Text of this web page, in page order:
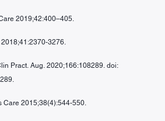
2019;42:400–405.
3276.
Pract. Aug. 2020;166:108289. doi:
Care 2015;38(4):544-550.